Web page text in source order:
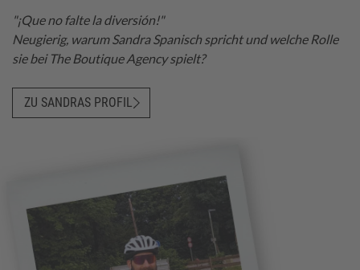
"¡Que no falte la diversión!"
Neugierig, warum Sandra Spanisch spricht und welche Rolle
sie bei The Boutique Agency spielt?
ZU SANDRAS PROFIL